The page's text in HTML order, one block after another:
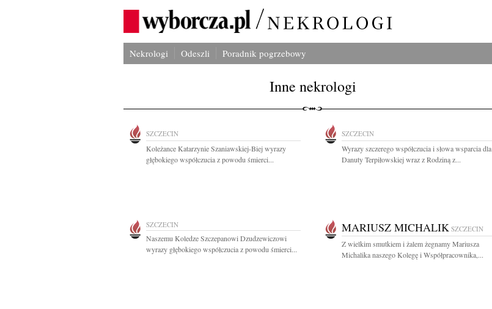
Nekrologi Odeszli Poradnik pogrzebowy
Inne nekrologi
SZCZECIN
Koleżance Katarzynie Szaniawskiej-Biej wyrazy
głębokiego współczucia z powodu śmierci...
SZCZECIN
Wyrazy szczerego współczucia i słowa wsparcia dla
Danuty Terpiłowskiej wraz z Rodziną z...
SZCZECIN
Naszemu Koledze Szczepanowi Dzudzewiczowi
wyrazy głębokiego współczucia z powodu śmierci...
MARIUSZ MICHALIK SZCZECIN
Z wielkim smutkiem i żalem żegnamy Mariusza
Michalika naszego Kolegę i Współpracownika,...